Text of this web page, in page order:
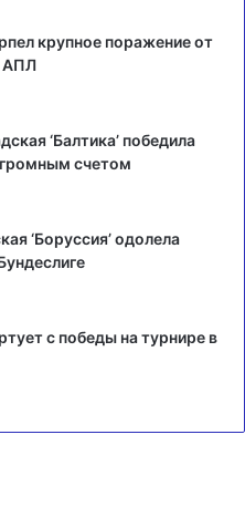
крупное поражение от
АПЛ
‘Балтика’ победила
счетом
‘Боруссия’ одолела
с победы на турнире в